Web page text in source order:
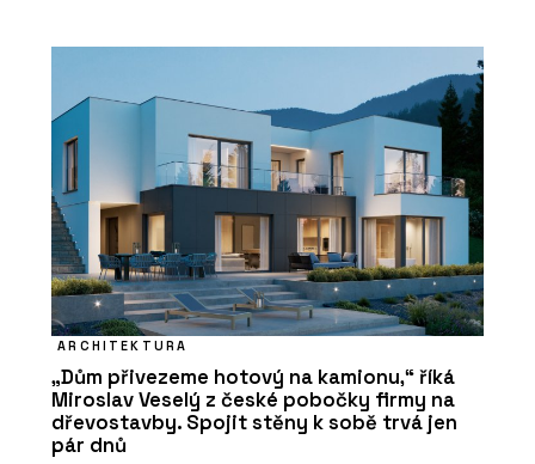
ARCHITEKTURA
„Dům přivezeme hotový na kamionu,“ říká
Miroslav Veselý z české pobočky firmy na
dřevostavby. Spojit stěny k sobě trvá jen
pár dnů